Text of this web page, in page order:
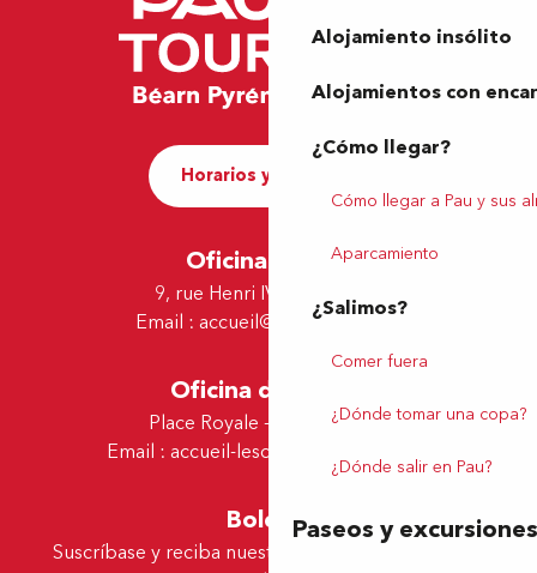
Alojamiento insólito
Alojamientos con
¿Cómo llegar?
Cómo llegar a Pau y sus
Aparcamiento
¿Salimos?
Comer fuera
¿Dónde tomar una copa?
¿Dónde salir en Pau?
Paseos y excursiones
Horarios y contacto
Oficina de Pau
9, rue Henri IV - 64000 Pau
Email : accueil@tourismepau.fr
Oficina de Lescar
Place Royale - 64230 Lescar
Email : accueil-lescar@tourismepau.fr
Boletín
Suscríbase y reciba nuestras ofertas y noticias por